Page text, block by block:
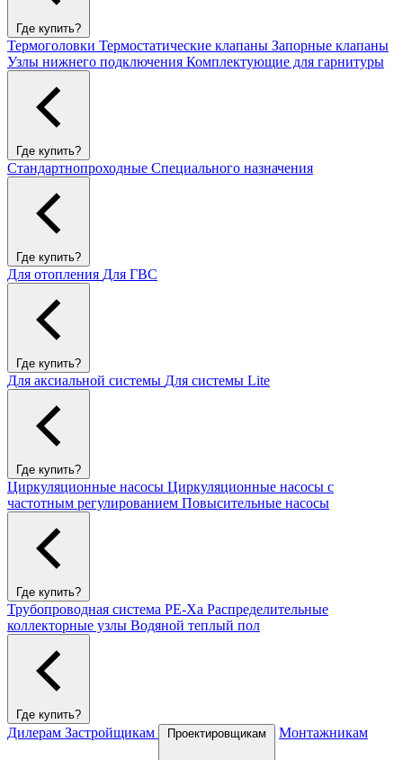
Где купить?
Термоголовки Термостатические клапаны Запорные клапаны
Узлы нижнего подключения Комплектующие для гарнитуры
Где купить?
Стандартнопроходные Специального назначения
Где купить?
Для отопления Для ГВС
Где купить?
Для аксиальной системы Для системы Lite
Где купить?
Циркуляционные насосы Циркуляционные насосы с
частотным регулированием Повысительные насосы
Где купить?
Трубопроводная система PE-Xa Распределительные
коллекторные узлы Водяной теплый пол
Где купить?
Дилерам Застройщикам Проектировщикам Монтажникам